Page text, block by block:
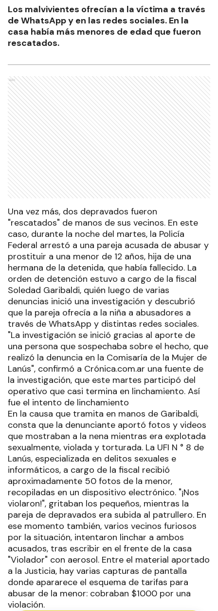
Los malvivientes ofrecían a la víctima a través
de WhatsApp y en las redes sociales. En la
casa había más menores de edad que fueron
rescatados.
Ads
Una vez más, dos depravados fueron
"rescatados" de manos de sus vecinos. En este
caso, durante la noche del martes, la Policía
Federal arrestó a una pareja acusada de abusar y
prostituir a una menor de 12 años, hija de una
hermana de la detenida, que había fallecido. La
orden de detención estuvo a cargo de la fiscal
Soledad Garibaldi, quién luego de varias
denuncias inició una investigación y descubrió
que la pareja ofrecía a la niña a abusadores a
través de WhatsApp y distintas redes sociales.
"La investigación se inició gracias al aporte de
una persona que sospechaba sobre el hecho, que
realizó la denuncia en la Comisaría de la Mujer de
Lanús", confirmó a Crónica.com.ar una fuente de
la investigación, que este martes participó del
operativo que casi termina en linchamiento. Así
fue el intento de linchamiento
En la causa que tramita en manos de Garibaldi,
consta que la denunciante aportó fotos y videos
que mostraban a la nena mientras era explotada
sexualmente, violada y torturada. La UFI N ° 8 de
Lanús, especializada en delitos sexuales e
informáticos, a cargo de la fiscal recibió
aproximadamente 50 fotos de la menor,
recopiladas en un dispositivo electrónico. "¡Nos
violaron!", gritaban los pequeños, mientras la
pareja de depravados era subida al patrullero. En
ese momento también, varios vecinos furiosos
por la situación, intentaron linchar a ambos
acusados, tras escribir en el frente de la casa
"Violador" con aerosol. Entre el material aportado
a la Justicia, hay varias capturas de pantalla
donde apararece el esquema de tarifas para
abusar de la menor: cobraban $1000 por una
violación.